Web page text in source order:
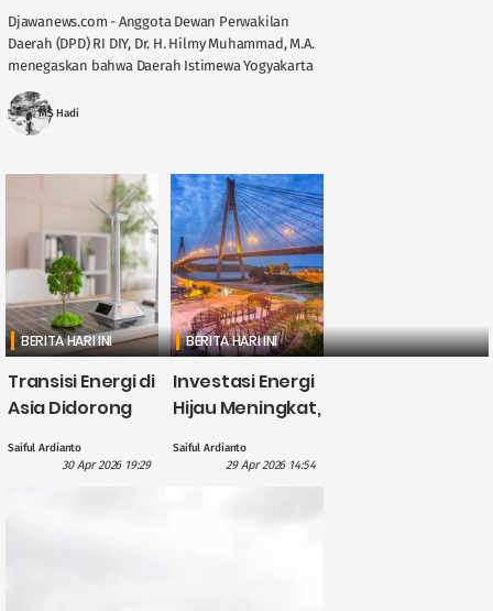
Djawanews.com - Anggota Dewan Perwakilan
Daerah (DPD) RI DIY, Dr. H. Hilmy Muhammad, M.A.
menegaskan bahwa Daerah Istimewa Yogyakarta
memegang peran penting dalam menjaga
stabilitas ....
MS Hadi
BERITA HARI INI
Transisi Energi di
Asia Didorong
International
Saiful Ardianto
30 Apr 2026 19:29
BERITA HARI INI
Investasi Energi
Hijau Meningkat,
Dana US$5
Saiful Ardianto
29 Apr 2026 14:54